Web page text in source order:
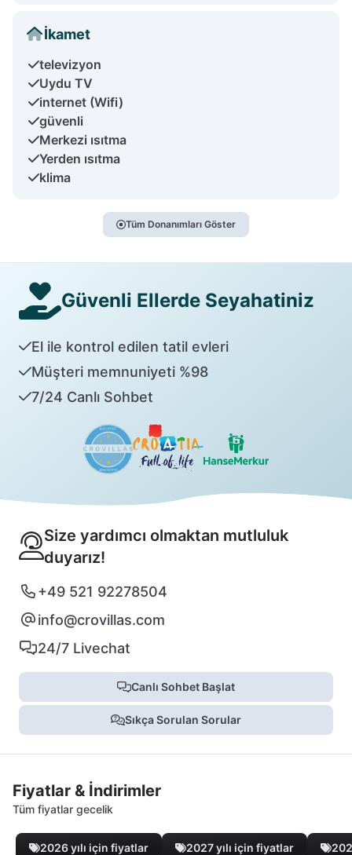
İkamet
televizyon
Uydu TV
internet (Wifi)
güvenli
Merkezi ısıtma
Yerden ısıtma
klima
Tüm Donanımları Göster
Güvenli Ellerde Seyahatiniz
El ile kontrol edilen tatil evleri
Müşteri memnuniyeti %98
7/24 Canlı Sohbet
Size yardımcı olmaktan mutluluk
duyarız!
+49 521 92278504
info@crovillas.com
24/7 Livechat
Canlı Sohbet Başlat
Sıkça Sorulan Sorular
Fiyatlar & İndirimler
Tüm fiyatlar gecelik
2026 yılı için fiyatlar 2027 yılı için fiyatlar